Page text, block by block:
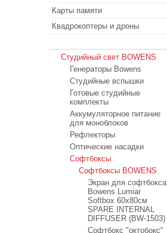
Карты памяти
Квадрокоптеры и дроны
Студийный свет BOWENS
Генераторы Bowens
Студийные вспышки
Готовые студийные
комплекты
Аккумуляторное питание
для моноблоков
Рефлекторы
Оптические насадки
Софтбоксы
Софтбоксы BOWENS
Экран для софтбокса
Bowens Lumiar
Softbox 60x80см
SPARE INTERNAL
DIFFUSER (BW-1503)
Софтбокс "октобокс"